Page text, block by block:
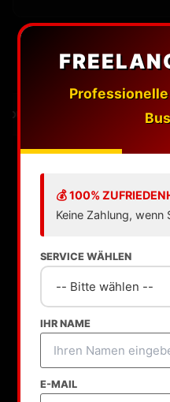
💰 100%
Keine Zahlung, wenn
SERVICE WÄHLEN
IHR NAME
E-MAIL